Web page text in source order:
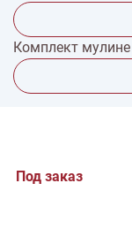
Комплект
Под заказ